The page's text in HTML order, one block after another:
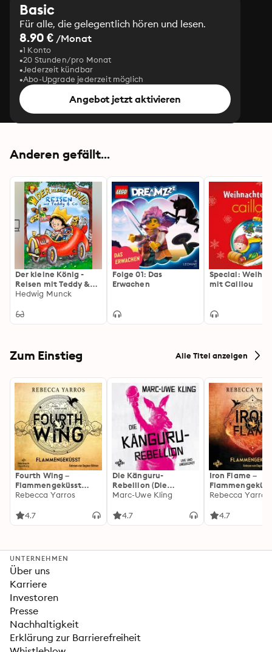
Basic
Für alle, die gelegentlich hören und lesen.
8.90 € /Monat
1 Konto
20 Stunden/pro Monat
Jederzeit kündbar
Abo-Upgrade jederzeit möglich
Angebot jetzt aktivieren
Anderen gefällt...
Der kleine König -
Reisen mit Teddy &
Co:
Hedwig Munck
Folge 01: Das
Erwachen
Special:
mit Caillou
Zum Einstieg Alle Titel anzeigen
Fourth Wing –
Flammengeküsst
(Flammengeküsst-
Rebecca Yarros
4.7
Die Känguru-
Rebellion (Die
Känguru-Werke 5)
Marc-Uwe Kling
4.7
Iron Flame –
heißersehnte
Rebecca Yarros
4.7
UNTERNEHMEN
Über uns
Karriere
Investoren
Presse
Nachhaltigkeit
Erklärung zur Barrierefreiheit